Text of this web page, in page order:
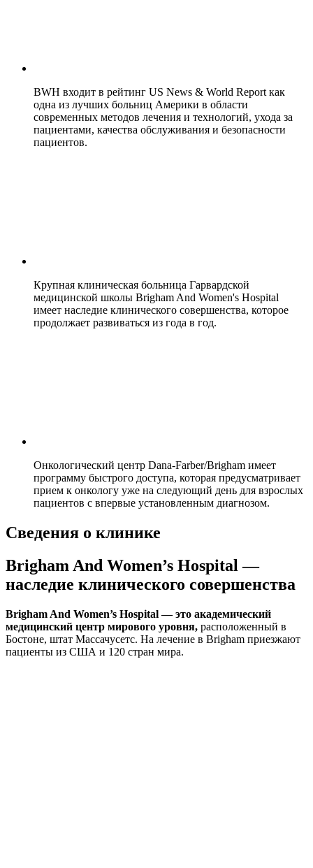
BWH входит в рейтинг US News & World Report как
одна из лучших больниц Америки в области
современных методов лечения и технологий, ухода за
пациентами, качества обслуживания и безопасности
пациентов.
Крупная клиническая больница Гарвардской
медицинской школы Brigham And Women's Hospital
имеет наследие клинического совершенства, которое
продолжает развиваться из года в год.
Онкологический центр Dana-Farber/Brigham имеет
программу быстрого доступа, которая предусматривает
прием к онкологу уже на следующий день для взрослых
пациентов с впервые установленным диагнозом.
Сведения о клинике
Brigham And Women’s Hospital —
наследие клинического совершенства
Brigham And Women’s Hospital — это академический
медицинский центр мирового уровня, расположенный в
Бостоне, штат Массачусетс. На лечение в Brigham приезжают
пациенты из США и 120 стран мира.